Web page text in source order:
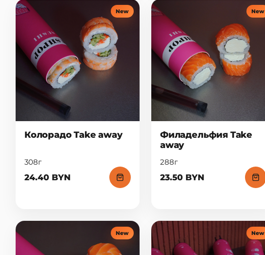
New
Колорадо Take away
308г
24.40 BYN
New
Филадельфия Take
away
288г
23.50 BYN
New New